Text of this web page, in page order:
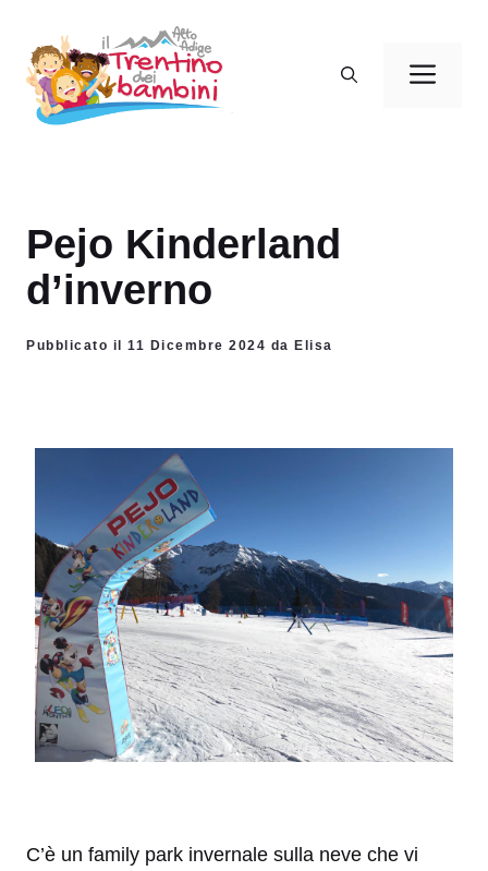
contenuto
Pejo Kinderland
d’inverno
Pubblicato il 11 Dicembre 2024 da Elisa
C’è un family park invernale sulla neve che vi